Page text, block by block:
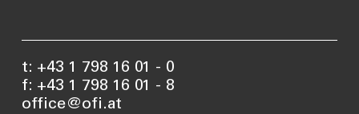
t: +43 1 798 16 01 - 0
f: +43 1 798 16 01 - 8
office@ofi.at